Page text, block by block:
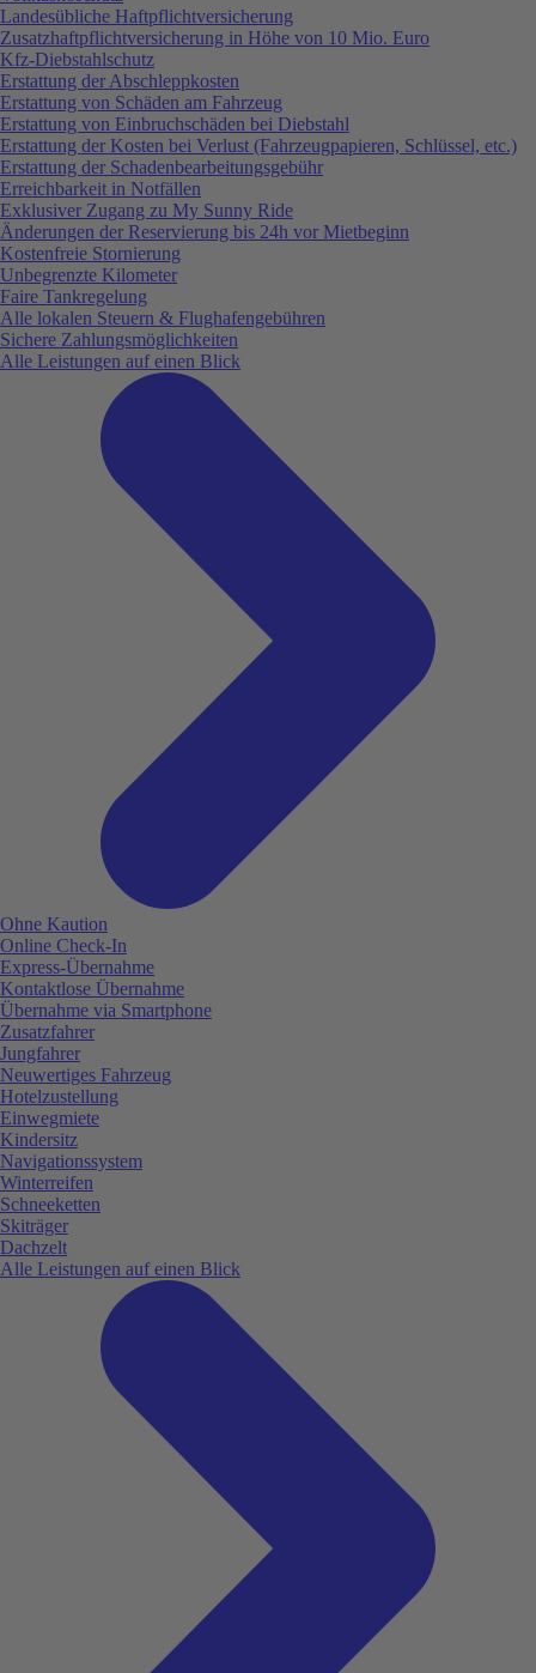
Landesübliche Haftpflichtversicherung
Zusatzhaftpflichtversicherung in Höhe von 10 Mio. Euro
Kfz-Diebstahlschutz
Erstattung der Abschleppkosten
Erstattung von Schäden am Fahrzeug
Erstattung von Einbruchschäden bei Diebstahl
Erstattung der Kosten bei Verlust (Fahrzeugpapieren, Schlüssel, etc.)
Erstattung der Schadenbearbeitungsgebühr
Erreichbarkeit in Notfällen
Exklusiver Zugang zu My Sunny Ride
Änderungen der Reservierung bis 24h vor Mietbeginn
Kostenfreie Stornierung
Unbegrenzte Kilometer
Faire Tankregelung
Alle lokalen Steuern & Flughafengebühren
Sichere Zahlungsmöglichkeiten
Alle Leistungen auf einen Blick
Ohne Kaution
Online Check-In
Express-Übernahme
Kontaktlose Übernahme
Übernahme via Smartphone
Zusatzfahrer
Jungfahrer
Neuwertiges Fahrzeug
Hotelzustellung
Einwegmiete
Kindersitz
Navigationssystem
Winterreifen
Schneeketten
Skiträger
Dachzelt
Alle Leistungen auf einen Blick